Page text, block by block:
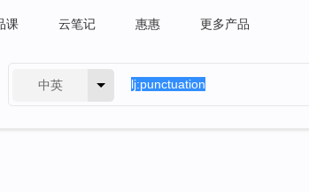
课 云笔记 惠惠 更多产品
中英